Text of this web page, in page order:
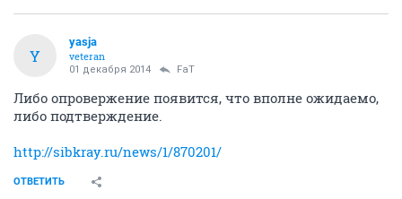
Y
yasja
veteran
01 декабря 2014 FaT
Либо опровержение появится, что вполне ожидаемо,
либо подтверждение.
http://sibkray.ru/news/1/870201/
ОТВЕТИТЬ